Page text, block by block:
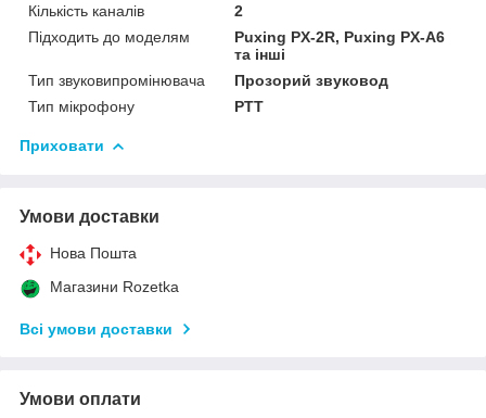
Кількість каналів
2
Підходить до моделям
Puxing PX-2R, Puxing PX-A6
та інші
Тип звуковипромінювача
Прозорий звуковод
Тип мікрофону
РТТ
Приховати
Умови доставки
Нова Пошта
Магазини Rozetka
Всі умови доставки
Умови оплати